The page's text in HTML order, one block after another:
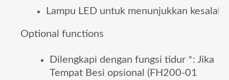
Lampu LED untuk menunjukkan
Optional functions
Dilengkapi dengan fungsi tidur *: Jika
Tempat Besi opsional (FH200-01